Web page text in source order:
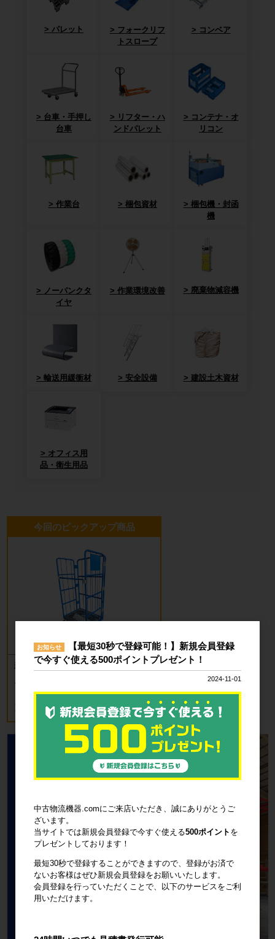
パレット
フォークリフ
トスロープ
コンベア
台車・手押し
台車
リフター・ハ
ンドパレット
コンテナ・オ
リコン
作業台 梱包資材
梱包機・封函
機
ノーパンクタ
イヤ
作業環境改善 廃棄物減容機
輸送用緩衝材 安全設備 建設土木資材
オフィス用
品・衛生用品
今回のピックアップ商品
新品 カゴ台車 ロールボックスパレッ
ブルー
18,700円税込20,570円
お知らせ
【最短30秒で登録可能！】新規会員登録
で今すぐ使える500ポイントプレゼント！
2024-11-01
中古物流機器.comにご来店いただき、誠にありがとうご
ざいます。
当サイトでは新規会員登録で今すぐ使える500ポイント を
プレゼントしております！
最短30秒で登録することができますので、登録がお済で
ないお客様はぜひ新規会員登録をお願いいたします。
会員登録を行っていただくことで、以下のサービスをご利
用いただけます。